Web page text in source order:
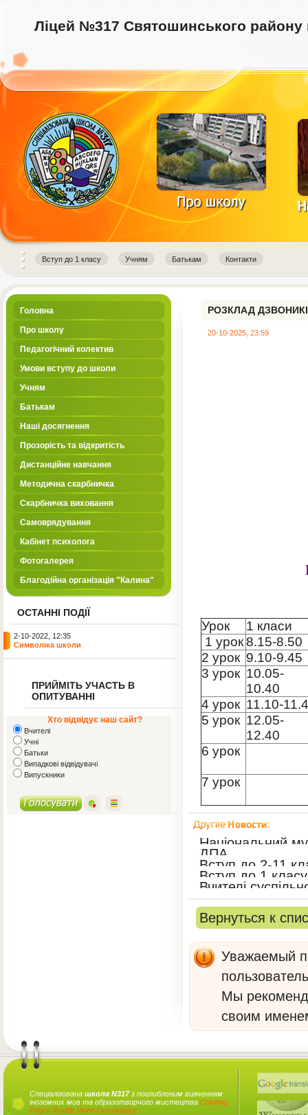
Ліцей №317 Святошинського району
instagram downloader
Вступ до 1 класу Учням Батькам Контакти
Головна
Про школу
Педагогічний колектив
Умови вступу до школи
Учням
Батькам
Наші досягнення
Прозорість та відкритість
Дистанційне навчання
Методична скарбничка
Скарбничка виховання
Самоврядування
Кабінет психолога
Фотогалерея
Благодійна організація "Калина"
ОСТАННІ ПОДІЇ
2-10-2022, 12:35
Символіка школи
ПРИЙМІТЬ УЧАСТЬ В
ОПИТУВАННІ
Хто відвідує наш сайт?
Вчителі
Учні
Батьки
Випадкові відвідувачі
Випускники
РОЗКЛАД
20-10-2025, 23:59
Урок
1 класи
1 урок8.15-8.50
2 урок 9.10-9.45
3 урок 10.05-
10.40
4 урок 11.10-
5 урок 12.05-
12.40
6 урок
7 урок
Національний
ДПА
Вступ до 2-11
Вступ до 1 класу
Вчителі
Вернуться к
Уважаемый
Мы
своим
Спеціалізована школа N317з поглибленим вивченням
іноземних мов та образотворчого мистецтва Coloring
Pages Reddit Video Downloader